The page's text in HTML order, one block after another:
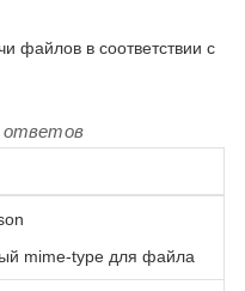
файлов в соответствии с
ответов
mime-type для файла